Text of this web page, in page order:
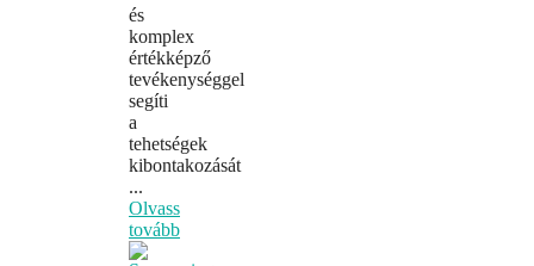
és
komplex
értékképző
tevékenységgel
segíti
a
tehetségek
kibontakozását
...
Olvass
tovább